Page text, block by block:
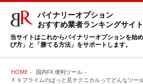
バイナリーオプション
おすすめ業者ランキングサイト
当サイトはこれからバイナリーオプションを始
び方」と「勝てる方法」をサポートします。
HOME
国内FX 便利ツール
ＦＸプライムのぱっと見テクニカルってどんなツー